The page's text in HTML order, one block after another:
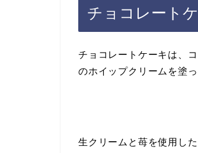
チョコレート
チョコレートケーキは、
のホイップクリームを塗
生クリームと苺を使用し